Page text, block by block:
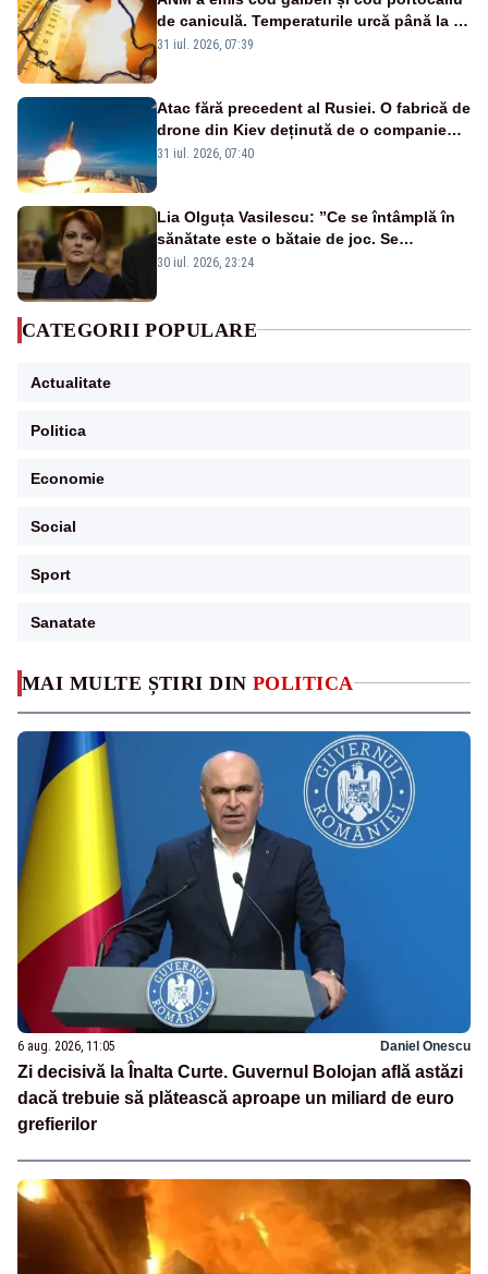
MAI MULTE ȘTIRI DIN POLITICA
6 aug. 2026, 11:05 Daniel Onescu
Zi decisivă la Înalta Curte. Guvernul Bolojan află astăzi
dacă trebuie să plătească aproape un miliard de euro
grefierilor
de caniculă. Temperaturile urcă până la 38
de grade, iar nopțile devin tropicale
31 iul. 2026, 07:39
Atac fără precedent al Rusiei. O fabrică de
drone din Kiev deținută de o companie
americană, distrusă de o rachetă
31 iul. 2026, 07:40
Lia Olguța Vasilescu: ”Ce se întâmplă în
sănătate este o bătaie de joc. Se
guvernează extraordinar de prost”
30 iul. 2026, 23:24
CATEGORII POPULARE
Actualitate
Politica
Economie
Social
Sport
Sanatate